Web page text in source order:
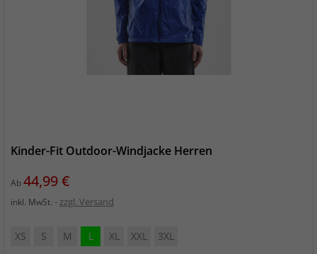
Kinder-Fit Outdoor-Windjacke Herren
AbPreis
44,99 €
inkl. MwSt. zzgl. Versand
XS S M L XL XXL 3XL